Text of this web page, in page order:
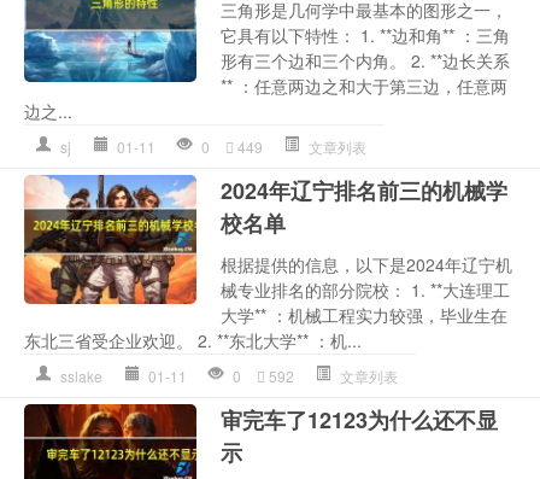
三角形是几何学中最基本的图形之一，
它具有以下特性： 1. **边和角** ：三角
形有三个边和三个内角。 2. **边长关系
** ：任意两边之和大于第三边，任意两
边之...
sj 01-11 0 449 文章列表
2024年辽宁排名前三的机械学
校名单
根据提供的信息，以下是2024年辽宁机
械专业排名的部分院校： 1. **大连理工
大学** ：机械工程实力较强，毕业生在
东北三省受企业欢迎。 2. **东北大学** ：机...
sslake 01-11 0 592 文章列表
审完车了12123为什么还不显
示